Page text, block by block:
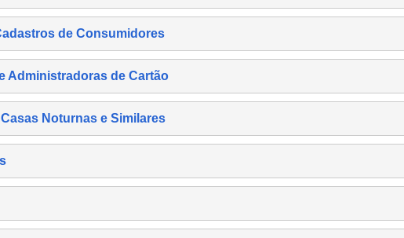
de Consumidores
Administradoras de Cartão
Noturnas e Similares